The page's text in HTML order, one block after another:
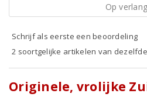
Op
Schrijf als eerste een beoordeling
2 soortgelijke artikelen van
Originele, vrolijke